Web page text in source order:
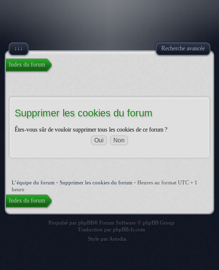
↓↓↓ Recherche avancée
Index du forum
Supprimer les cookies du forum
Êtes-vous sûr de vouloir supprimer tous les cookies de ce forum ?
L’équipe du forum • Supprimer les cookies du forum • Heures au format UTC + 1
heure
Index du forum
Propulsé par phpBB® Forum Software © phpBB Group
Traduction par phpBB-fr.com
Style par Artodia